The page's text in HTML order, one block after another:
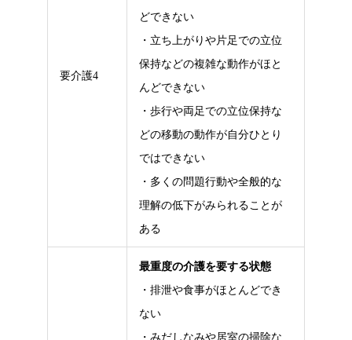
要介護4
どできない
・立ち上がりや片足での立位
保持などの複雑な動作がほと
んどできない
・歩行や両足での立位保持な
どの移動の動作が自分ひとり
ではできない
・多くの問題行動や全般的な
理解の低下がみられることが
ある
最重度の介護を要する状態
・排泄や食事がほとんどでき
ない
・みだしなみや居室の掃除な